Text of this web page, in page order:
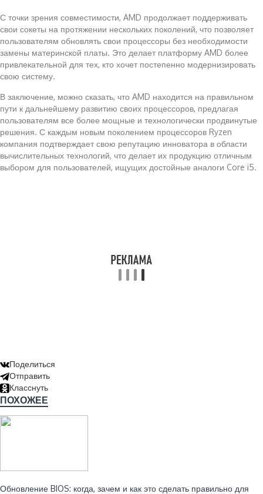
С точки зрения совместимости, AMD продолжает поддерживать
свои сокеты на протяжении нескольких поколений, что позволяет
пользователям обновлять свои процессоры без необходимости
замены материнской платы. Это делает платформу AMD более
привлекательной для тех, кто хочет постепенно модернизировать
свою систему.
В заключение, можно сказать, что AMD находится на правильном
пути к дальнейшему развитию своих процессоров, предлагая
пользователям все более мощные и технологически продвинутые
решения. С каждым новым поколением процессоров Ryzen
компания подтверждает свою репутацию инноватора в области
вычислительных технологий, что делает их продукцию отличным
выбором для пользователей, ищущих достойные аналоги Core i5.
Поделиться
Отправить
Класснуть
ПОХОЖЕЕ
Обновление BIOS: когда, зачем и как это сделать правильно для